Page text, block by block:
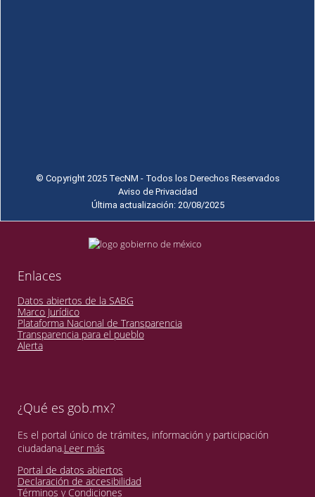
© Copyright 2025 TecNM - Todos los Derechos Reservados
Aviso de Privacidad
Última actualización: 20/08/2025
Enlaces
Datos abiertos de la SABG
Marco Jurídico
Plataforma Nacional de Transparencia
Transparencia para el pueblo
Alerta
¿Qué es gob.mx?
Es el portal único de trámites, información y participación
ciudadana.Leer más
Portal de datos abiertos
Declaración de accesibilidad
Términos y Condiciones